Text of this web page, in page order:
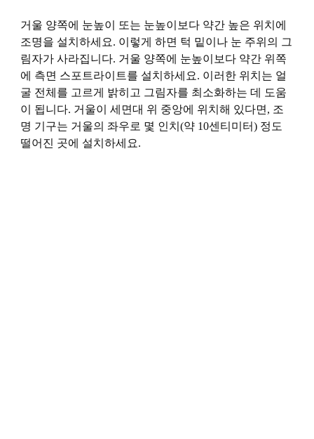
거울 양쪽에 눈높이 또는 눈높이보다 약간 높은 위치에
조명을 설치하세요. 이렇게 하면 턱 밑이나 눈 주위의 그
림자가 사라집니다. 거울 양쪽에 눈높이보다 약간 위쪽
에 측면 스포트라이트를 설치하세요. 이러한 위치는 얼
굴 전체를 고르게 밝히고 그림자를 최소화하는 데 도움
이 됩니다. 거울이 세면대 위 중앙에 위치해 있다면, 조
명 기구는 거울의 좌우로 몇 인치(약 10센티미터) 정도
떨어진 곳에 설치하세요.